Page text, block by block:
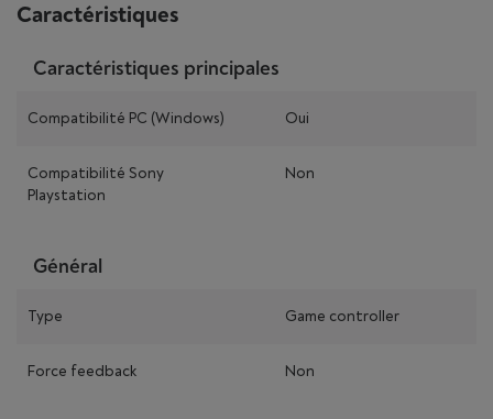
Caractéristiques
Caractéristiques principales
Compatibilité PC (Windows) Oui
Compatibilité Sony
Playstation
Non
Général
Type Game controller
Force feedback Non